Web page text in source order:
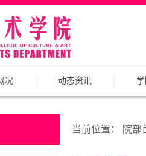
况 动态资讯
当前位置： 院部